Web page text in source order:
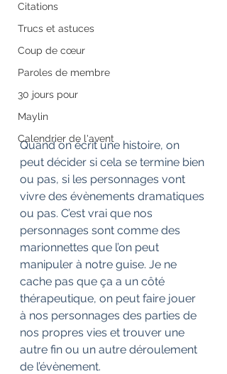
Citations
Trucs et astuces
Coup de cœur
Paroles de membre
30 jours pour
Maylin
Calendrier de l'avent
Quand on écrit une histoire, on
peut décider si cela se termine bien
ou pas, si les personnages vont
vivre des évènements dramatiques
ou pas. C’est vrai que nos
personnages sont comme des
marionnettes que l’on peut
manipuler à notre guise. Je ne
cache pas que ça a un côté
thérapeutique, on peut faire jouer
à nos personnages des parties de
nos propres vies et trouver une
autre fin ou un autre déroulement
de l’évènement.